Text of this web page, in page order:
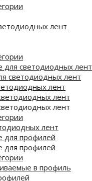
лент
светодиодных лент
светодиодных лент
лент
лент
лент
лент
для профилей
для профилей
в профиль